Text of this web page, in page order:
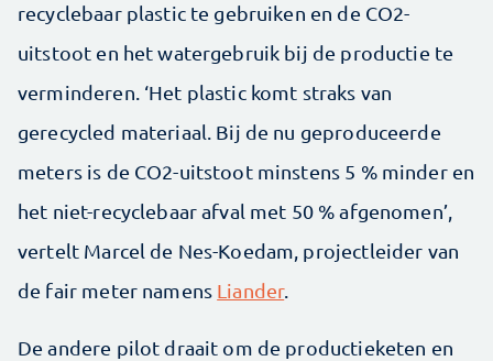
recyclebaar plastic te gebruiken en de CO2-
uitstoot en het watergebruik bij de productie te
verminderen. ‘Het plastic komt straks van
gerecycled materiaal. Bij de nu geproduceerde
meters is de CO2-uitstoot minstens 5 % minder en
het niet-recyclebaar afval met 50 % afgenomen’,
vertelt Marcel de Nes-Koedam, projectleider van
de fair meter namens Liander.
De andere pilot draait om de productieketen en